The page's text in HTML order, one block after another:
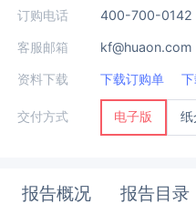
订购电话 400-700-
客服邮箱 kf@huaon.com
资料下载 下载订购单
交付方式 电子版 纸
报告概况 报告目录